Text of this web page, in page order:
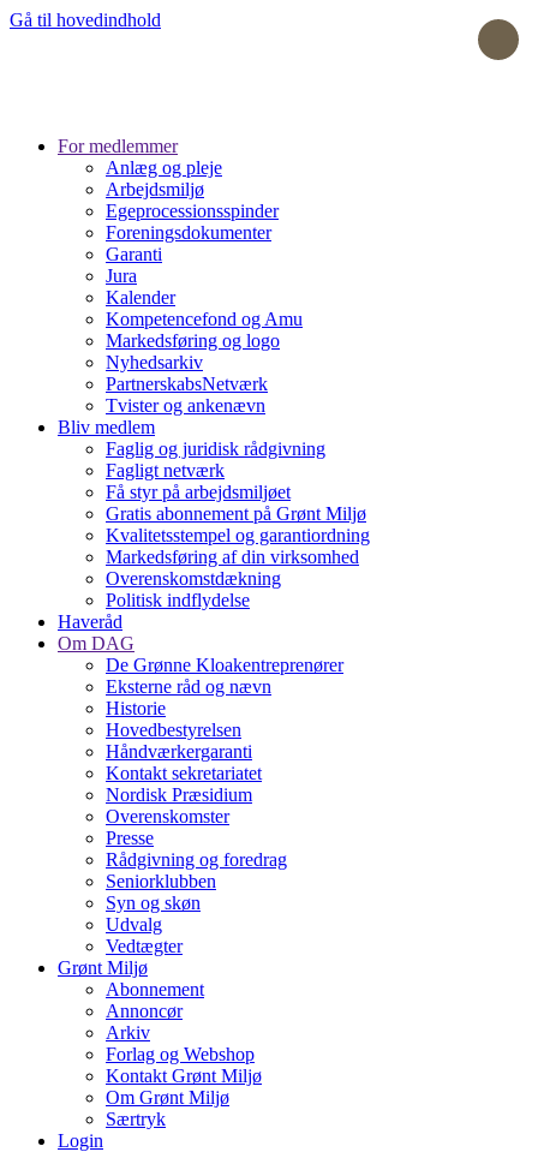
Gå til hovedindhold
For medlemmer
Anlæg og pleje
Arbejdsmiljø
Egeprocessionsspinder
Foreningsdokumenter
Garanti
Jura
Kalender
Kompetencefond og Amu
Markedsføring og logo
Nyhedsarkiv
PartnerskabsNetværk
Tvister og ankenævn
Bliv medlem
Faglig og juridisk rådgivning
Fagligt netværk
Få styr på arbejdsmiljøet
Gratis abonnement på Grønt Miljø
Kvalitetsstempel og garantiordning
Markedsføring af din virksomhed
Overenskomstdækning
Politisk indflydelse
Haveråd
Om DAG
De Grønne Kloakentreprenører
Eksterne råd og nævn
Historie
Hovedbestyrelsen
Håndværkergaranti
Kontakt sekretariatet
Nordisk Præsidium
Overenskomster
Presse
Rådgivning og foredrag
Seniorklubben
Syn og skøn
Udvalg
Vedtægter
Grønt Miljø
Abonnement
Annoncør
Arkiv
Forlag og Webshop
Kontakt Grønt Miljø
Om Grønt Miljø
Særtryk
Login